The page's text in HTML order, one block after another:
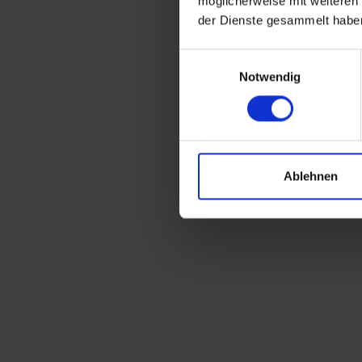
der Dienste gesammelt
Notwendig
Ablehnen